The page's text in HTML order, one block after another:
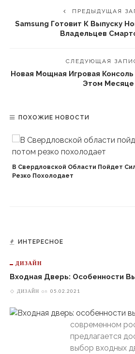
ПРЕДЫДУЩАЯ
Samsung Готовит К Выпуску
Владельцев
СЛЕДУЮЩАЯ
Новая Мощная Игровая
Этом Месяце
ПОХОЖИЕ НОВОСТИ
В Свердловской Области Пойдет
Резко Похолодает
ИНТЕРЕСНОЕ
ДИЗАЙН
Входная Дверь: Особенности
ДИЗАЙН on 05.02.2021
современном
предлагается
выбор входных